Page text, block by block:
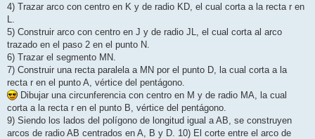
4) Trazar arco con centro en K y de radio KD, el cual corta a la recta r en
L.
5) Construir arco con centro en J y de radio JL, el cual corta al arco
trazado en el paso 2 en el punto N.
6) Trazar el segmento MN.
7) Construir una recta paralela a MN por el punto D, la cual corta a la
recta r en el punto A, vértice del pentágono.
Dibujar una circunferencia con centro en M y de radio MA, la cual
corta a la recta r en el punto B, vértice del pentágono.
9) Siendo los lados del polígono de longitud igual a AB, se construyen
arcos de radio AB centrados en A, B y D. 10) El corte entre el arco de